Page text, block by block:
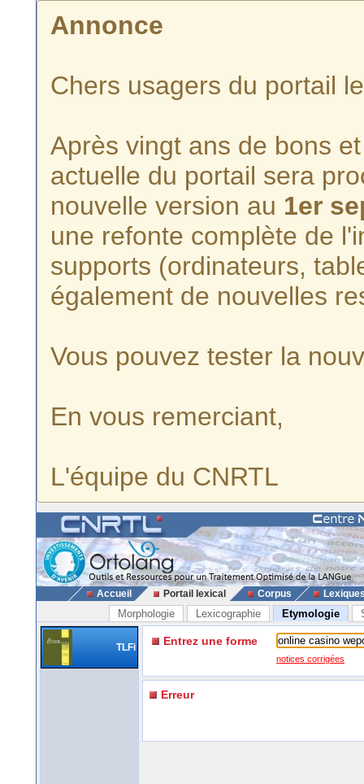
Annonce
Chers usagers du portail
Après vingt ans de bons
actuelle du portail sera
nouvelle version au 1er
une refonte complète de
supports (ordinateurs,
également de nouvelles
Vous pouvez tester la
En vous remerciant,
L'équipe du CNRTL
Accueil Portail lexical Corpus
Morphologie Lexicographie Etymologie
TLFi Entrez une forme
notices corrigées
Erreur